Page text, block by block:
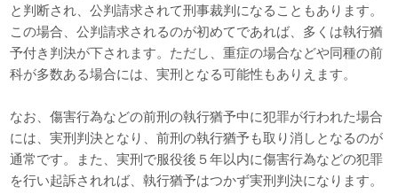
と判断され、公判請求されて刑事裁判になることもあります。
この場合、公判請求されるのが初めてであれば、多くは執行猶
予付き判決が下されます。ただし、重症の場合などや同種の前
科が多数ある場合には、実刑となる可能性もありえます。
なお、傷害行為などの前刑の執行猶予中に犯罪が行われた場合
には、実刑判決となり、前刑の執行猶予も取り消しとなるのが
通常です。また、実刑で服役後５年以内に傷害行為などの犯罪
を行い起訴されれば、執行猶予はつかず実刑判決になります。